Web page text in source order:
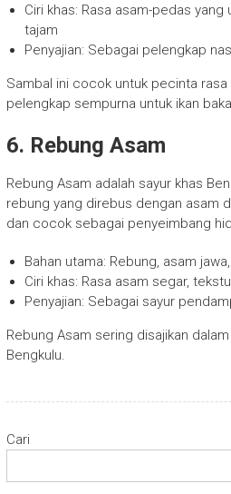
Ciri khas: Rasa asam-pedas yang
tajam
Penyajian: Sebagai pelengkap
Sambal ini cocok untuk pecinta
pelengkap sempurna untuk ikan
6. Rebung Asam
Rebung Asam adalah sayur khas
rebung yang direbus dengan asam
dan cocok sebagai penyeimbang
Bahan utama: Rebung, asam
Ciri khas: Rasa asam segar,
Penyajian: Sebagai sayur
Rebung Asam sering disajikan
Bengkulu.
Cari